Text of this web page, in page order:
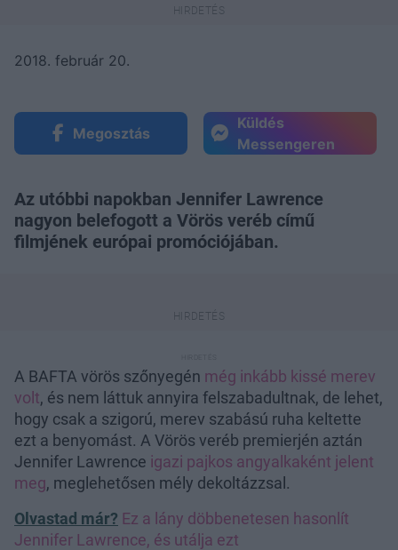
2018. február 20.
Megosztás
Küldés
Messengeren
Az utóbbi napokban Jennifer Lawrence
nagyon belefogott a Vörös veréb című
filmjének európai promóciójában.
A BAFTA vörös szőnyegén még inkább kissé merev
volt, és nem láttuk annyira felszabadultnak, de lehet,
hogy csak a szigorú, merev szabású ruha keltette
ezt a benyomást. A Vörös veréb premierjén aztán
Jennifer Lawrence igazi pajkos angyalkaként jelent
meg, meglehetősen mély dekoltázzsal.
Olvastad már? Ez a lány döbbenetesen hasonlít
Jennifer Lawrence, és utálja ezt